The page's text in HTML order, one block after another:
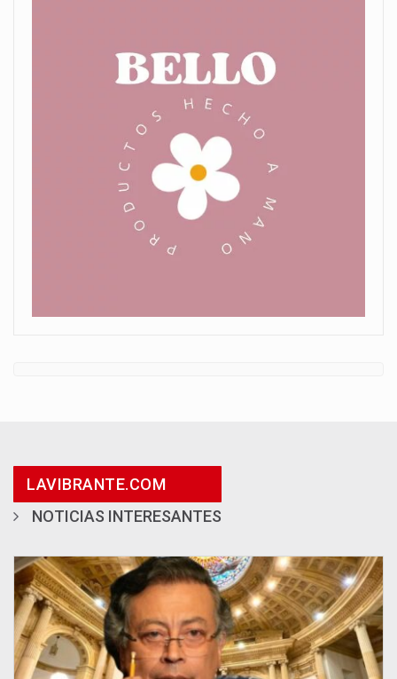
LAVIBRANTE.COM
NOTICIAS INTERESANTES